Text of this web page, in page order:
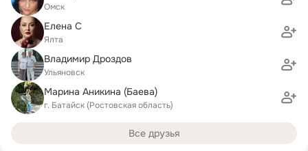
Омск
Елена С
Ялта
Владимир Дроздов
Ульяновск
Марина Аникина (Баева)
г. Батайск (Ростовская область)
Все друзья